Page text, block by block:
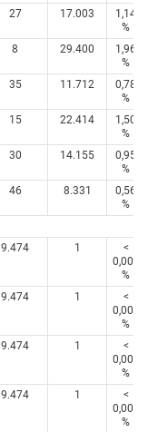
27 17.003
1,14
%
8 29.400
1,96
%
35 11.712
0,78
%
15 22.414
1,50
%
30 14.155
0,95
%
46 8.331
0,56
%
9.474 1
<
0,005
%
9.474 1
<
0,005
%
9.474 1
<
0,005
%
9.474 1
<
0,005
%